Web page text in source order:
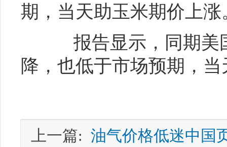
期，当天助玉米期价上涨
报告显示，同期美
降，也低于市场预期，
上一篇: 油气价格低迷中国